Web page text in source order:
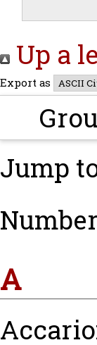
Up a
Export as
Jump
A